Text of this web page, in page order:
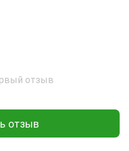
отзыв
отзыв